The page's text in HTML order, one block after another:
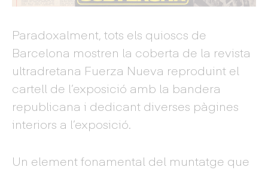
Paradoxalment, tots els quioscs de
Barcelona mostren la coberta de la revista
ultradretana Fuerza Nueva reproduint el
cartell de l’exposició amb la bandera
republicana i dedicant diverses pàgines
interiors a l’exposició.
Un element fonamental del muntatge que